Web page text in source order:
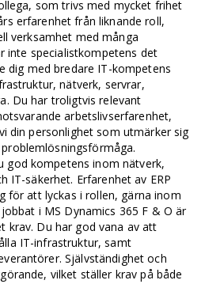
som trivs med mycket frihet
erfarenhet från liknande roll,
verksamhet med många
inte specialistkompetens det
dig med bredare IT-kompetens
nätverk, servrar,
Du har troligtvis relevant
arbetslivserfarenhet,
din personlighet som utmärker sig
god kompetens inom nätverk,
IT-säkerhet. Erfarenhet av ERP
för att lyckas i rollen, gärna inom
i MS Dynamics 365 F & O är
krav. Du har god vana av att
IT-infrastruktur, samt
Självständighet och
vilket ställer krav på både